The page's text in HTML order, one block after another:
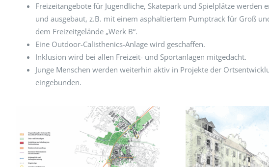
Freizeitangebote für Jugendliche, Skatepark und Spielplätze werden
und ausgebaut, z.B. mit einem asphaltiertem Pumptrack für Groß
dem Freizeitgelände „Werk B“.
Eine Outdoor-Calisthenics-Anlage wird geschaffen.
Inklusion wird bei allen Freizeit- und Sportanlagen mitgedacht.
Junge Menschen werden weiterhin aktiv in Projekte der
eingebunden.